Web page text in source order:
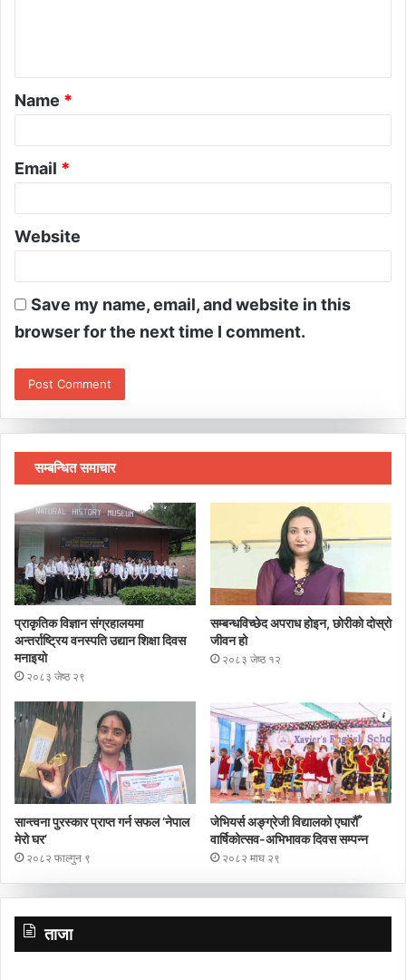
Name *
Email *
Website
Save my name, email, and website in this
browser for the next time I comment.
सम्बन्धित समाचार
प्राकृतिक विज्ञान संग्रहालयमा
अन्तर्राष्ट्रिय वनस्पति उद्यान शिक्षा दिवस
मनाइयाे
२०८३ जेष्ठ २९
सम्बन्धविच्छेद अपराध होइन, छाेरीकाे दोस्रो
जीवन हो
२०८३ जेष्ठ १२
सान्त्वना पुरस्कार प्राप्त गर्न सफल ‘नेपाल
मेरो घर’
२०८२ फाल्गुन ९
जेभियर्स अङ्ग्रेजी विद्यालको एघारौँ
वार्षिकोत्सव-अभिभावक दिवस सम्पन्न
२०८२ माघ २९
ताजा